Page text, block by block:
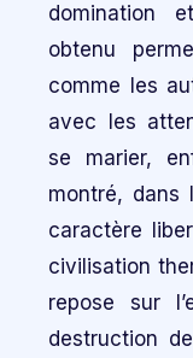
domination
obtenu
comme les
avec les
se marier,
montré, dans
caractère
civilisation
repose sur
destruction